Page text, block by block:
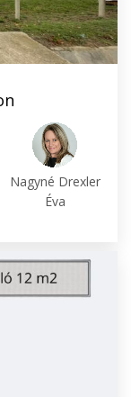
Nagyné Drexler
Éva